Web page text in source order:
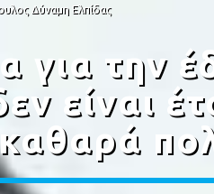
Δύναμη Ελπίδας
για την
είναι